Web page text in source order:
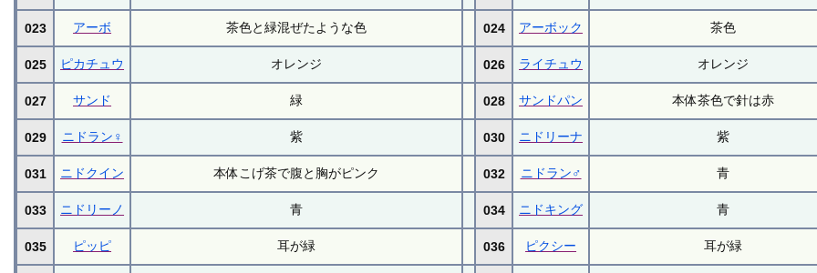
023 アーボ 茶色と緑混ぜたような色 024 アーボック 茶色
025 ピカチュウ オレンジ 026 ライチュウ オレンジ
027 サンド 緑 028 サンドパン 本体茶色で針は赤
029 ニドラン♀ 紫 030 ニドリーナ 紫
031 ニドクイン 本体こげ茶で腹と胸がピンク 032 ニドラン♂ 青
033 ニドリーノ 青 034 ニドキング 青
035 ピッピ 耳が緑 036 ピクシー 耳が緑